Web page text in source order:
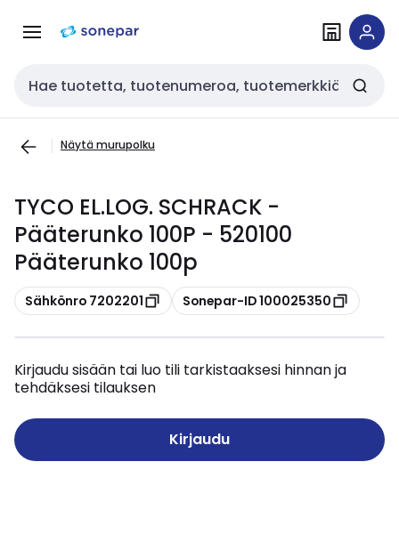
navigointiinsisältöön
Haku
Näytä murupolku
TYCO EL.LOG. SCHRACK -
Pääterunko 100P - 520100
Pääterunko 100p
Kopioi
Sähkönro 7202201 Kopioi
Sonepar-ID 100025350
Kirjaudu sisään tai luo tili tarkistaaksesi hinnan ja
tehdäksesi tilauksen
Kirjaudu